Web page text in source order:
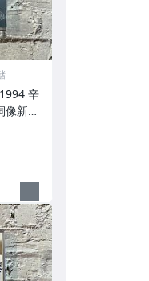
辛
像新的
圖